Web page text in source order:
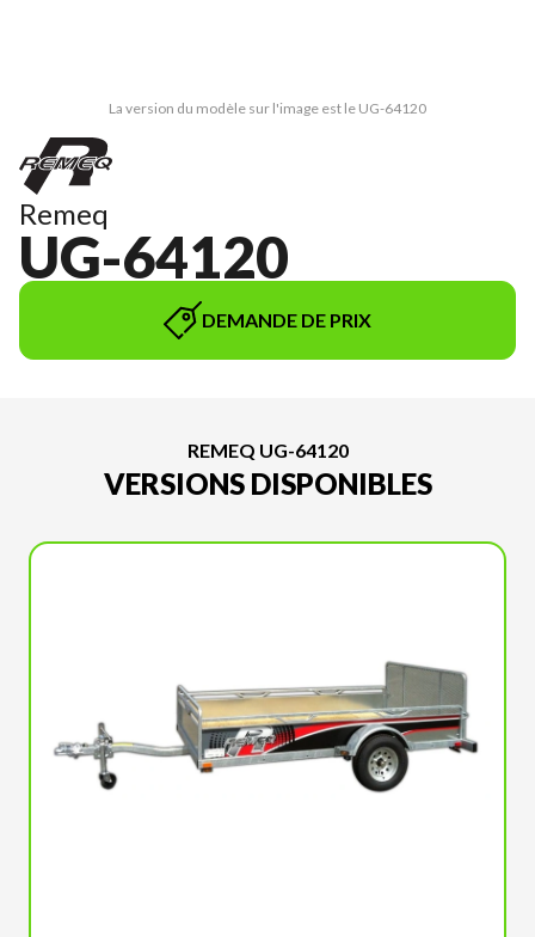
La version du modèle sur l'image est le UG-64120
Remeq
UG-64120
DEMANDE DE PRIX
REMEQ UG-64120
VERSIONS DISPONIBLES